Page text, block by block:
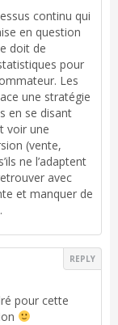
continu qui
en question
doit de
pour
Les
une stratégie
en se disant
voir une
(vente,
ne l’adaptent
avec
et manquer de
REPLY
pour cette